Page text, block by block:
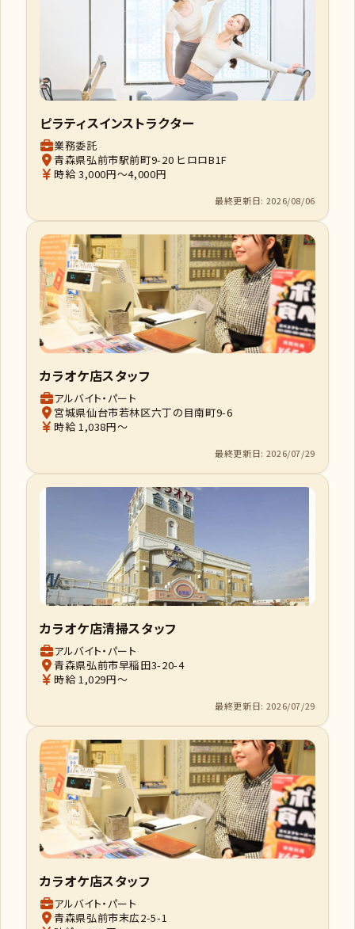
ピラティスインストラクター
業務委託
青森県弘前市駅前町9-20 ヒロロB1F
時給 3,000円～4,000円
最終更新日: 2026/08/06
カラオケ店スタッフ
アルバイト・パート
宮城県仙台市若林区六丁の目南町9-6
時給 1,038円～
最終更新日: 2026/07/29
カラオケ店清掃スタッフ
アルバイト・パート
青森県弘前市早稲田3-20-4
時給 1,029円～
最終更新日: 2026/07/29
カラオケ店スタッフ
アルバイト・パート
青森県弘前市末広2-5-1